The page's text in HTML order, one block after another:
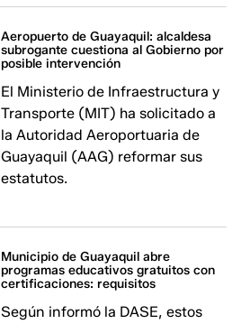
Aeropuerto de Guayaquil: alcaldesa
subrogante cuestiona al Gobierno por
posible intervención
El Ministerio de Infraestructura y
Transporte (MIT) ha solicitado a
la Autoridad Aeroportuaria de
Guayaquil (AAG) reformar sus
estatutos.
Municipio de Guayaquil abre
programas educativos gratuitos con
certificaciones: requisitos
Según informó la DASE, estos